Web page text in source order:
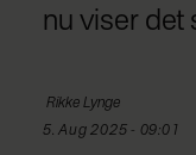
nu viser det
Rikke Lynge
5. Aug 2025 - 09:01